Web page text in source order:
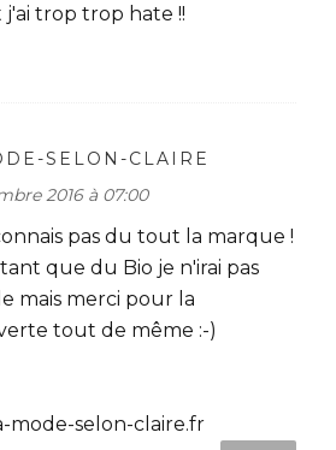
j'ai trop trop hate !!
SELON-CLAIRE
2016 à 07:00
pas du tout la marque !
que du Bio je n'irai pas
mais merci pour la
tout de même :-)
mode-selon-claire.fr